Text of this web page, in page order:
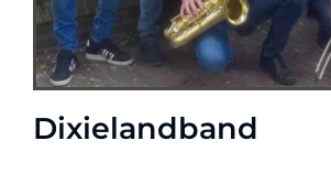
Dixielandband